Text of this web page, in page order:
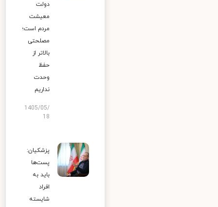
دولت
معیشت
مردم است؛
مصلحتی
بالاتر از
حفظ
وحدت
نداریم
1405/05/
18
پزشکیان:
پست‌ها
باید به
افراد
شایسته